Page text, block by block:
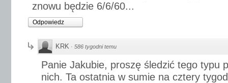
znowu będzie 6/6/60...
Odpowiedz
KRK · 586 tygodni temu
Panie Jakubie, proszę śledzić tego typu
nich. Ta ostatnia w sumie na cztery